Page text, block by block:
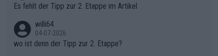
Es fehlt der Tipp zur 2. Etappe im Artikel
willi64
04-07-2026
wo ist denn der Tipp zur 2. Etappe?